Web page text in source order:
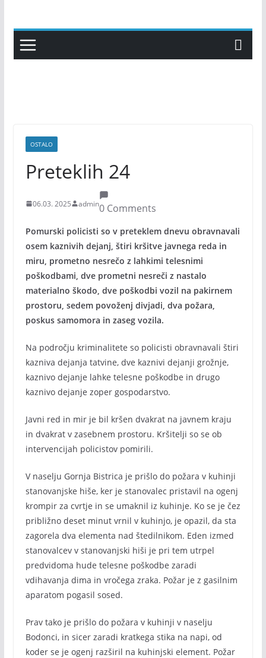
content
OSTALO
Preteklih 24
06.03. 2025 admin0 Comments
Pomurski policisti so v preteklem dnevu obravnavali
osem kaznivih dejanj, štiri kršitve javnega reda in
miru, prometno nesrečo z lahkimi telesnimi
poškodbami, dve prometni nesreči z nastalo
materialno škodo, dve poškodbi vozil na pakirnem
prostoru, sedem povoženj divjadi, dva požara,
poskus samomora in zaseg vozila.
Na področju kriminalitete so policisti obravnavali štiri
kazniva dejanja tatvine, dve kaznivi dejanji grožnje,
kaznivo dejanje lahke telesne poškodbe in drugo
kaznivo dejanje zoper gospodarstvo.
Javni red in mir je bil kršen dvakrat na javnem kraju
in dvakrat v zasebnem prostoru. Kršitelji so se ob
intervencijah policistov pomirili.
V naselju Gornja Bistrica je prišlo do požara v kuhinji
stanovanjske hiše, ker je stanovalec pristavil na ogenj
krompir za cvrtje in se umaknil iz kuhinje. Ko se je čez
približno deset minut vrnil v kuhinjo, je opazil, da sta
zagorela dva elementa nad štedilnikom. Eden izmed
stanovalcev v stanovanjski hiši je pri tem utrpel
predvidoma hude telesne poškodbe zaradi
vdihavanja dima in vročega zraka. Požar je z gasilnim
aparatom pogasil sosed.
Prav tako je prišlo do požara v kuhinji v naselju
Bodonci, in sicer zaradi kratkega stika na napi, od
koder se je ogenj razširil na kuhinjski element. Požar